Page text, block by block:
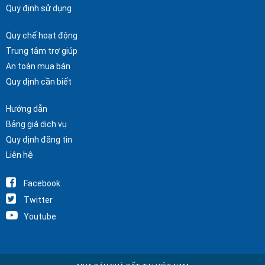
Quy định sử dụng
Quy chế hoạt động
Trung tâm trợ giúp
An toàn mua bán
Quy định cần biết
Hướng dẫn
Bảng giá dịch vụ
Quy định đăng tin
Liên hệ
Facebook
Twitter
Youtube